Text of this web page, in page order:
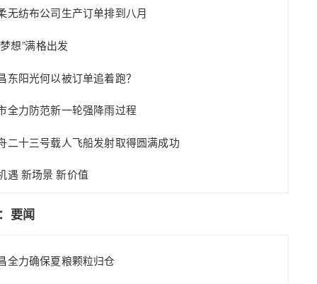
无纺布公司生产订单排到八月
想”满格出发
东阳光何以被订单追着跑？
全力防范新一轮强降雨过程
二十三号载人飞船发射取得圆满成功
遇 新场景 新价值
要闻
全力确保夏粮颗粒归仓